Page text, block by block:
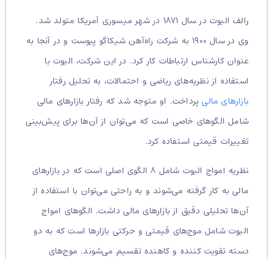
رالف الیوت در سال ۱۸۷۱ در شهر میسوری آمریکا متولد شد.
وی در سال ۱۹۰۰ به شرکت راه‌آهن شیکاگو پیوست و در آنجا به
عنوان کارشناس ارتباطات کار کرد. در این شرکت، الیوت با
استفاده از نظریه‌های ریاضی و احتمالات، به تحلیل رفتار
بازارهای مالی پرداخت. او متوجه شد که رفتار بازارهای مالی
شامل الگوهای خاصی است که می‌توان از آن‌ها برای پیش‌بینی
تغییرات قیمتی استفاده کرد.
نظریه امواج الیوت شامل ۸ الگوی اصلی است که در بازارهای
مالی به کار گرفته می‌شوند و به راحتی می‌توان با استفاده از
آن‌ها تحلیلی دقیق از بازارهای مالی داشت. الگوهای امواج
الیوت شامل موج‌های قیمتی و حرکتی بازارها است که به دو
دسته تقویت کننده و کاهنده تقسیم می‌شوند. موج‌های